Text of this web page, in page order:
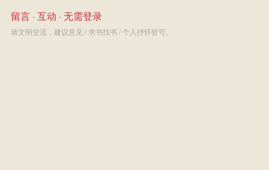
留言 · 互动 · 无需登录
请文明交流，建议意见 / 求书找书 / 个人抒怀皆可。